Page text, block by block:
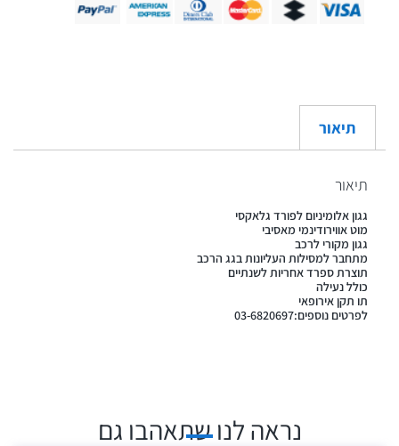
תיאור
תיאור
גגון אלומיניום לפורד גלאקסי
מוט אווירודינמי מאסיבי
גגון מקורי לרכב
מתחבר למסילות העליונות בגג הרכב
תוצרת ספרד אחריות לשנתיים
כולל נעילה
תו תקן אירופאי
לפרטים נוספים:03-6820697
נראה לנו שתאהבו גם